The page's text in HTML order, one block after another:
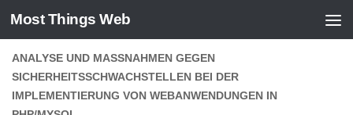
Zum Inhalt springen
Most Things Web
ANALYSE UND MASSNAHMEN GEGEN S
ICHERHEITSSCHWACHSTELLEN BEI DER I
MPLEMENTIERUNG VON WEBANWENDUNGEN IN P